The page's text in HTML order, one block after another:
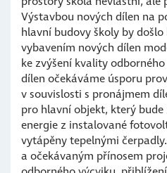
Výstavbou nových dílen na
hlavní budovy školy by
vybavením nových dílen
ke zvýšení kvality
dílen očekáváme úsporu
v souvislosti s pronájmem
pro hlavní objekt, který
energie z instalované
vytápěny tepelnými
a očekávaným přínosem